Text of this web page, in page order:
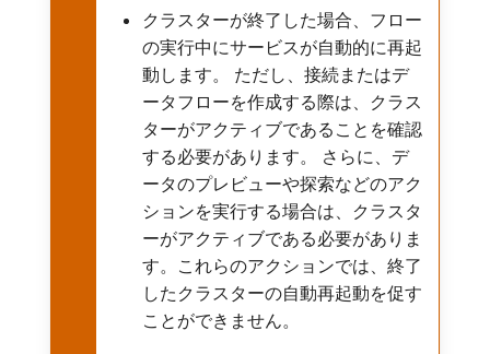
クラスターが終了した場合、フロー
の実行中にサービスが自動的に再起
動します。 ただし、接続またはデ
ータフローを作成する際は、クラス
ターがアクティブであることを確認
する必要があります。 さらに、デ
ータのプレビューや探索などのアク
ションを実行する場合は、クラスタ
ーがアクティブである必要がありま
す。これらのアクションでは、終了
したクラスターの自動再起動を促す
ことができません。